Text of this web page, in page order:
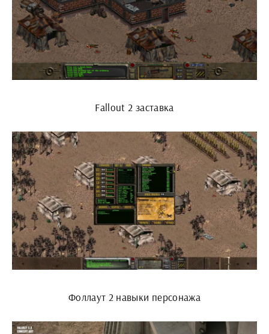
Fallout 2 заставка
Фоллаут 2 навыки персонажа